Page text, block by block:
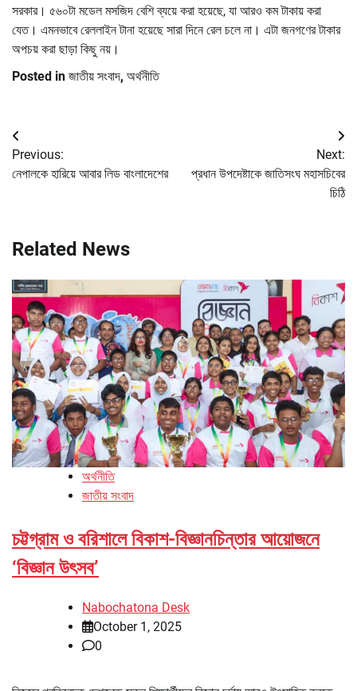
সরকার। ৫৬০টা মডেল মসজিদ বেশি ব্যয়ে করা হয়েছে, যা আরও কম টাকায় করা
যেত। এমনভাবে রেললাইন টানা হয়েছে সারা দিনে রেল চলে না। এটা জনগণের টাকার
অপচয় করা ছাড়া কিছু নয়।
Posted in জাতীয় সংবাদ, অর্থনীতি
Post
navigation
Previous:
নেপালকে হারিয়ে আবার লিড বাংলাদেশের
Next:
প্রধান উপদেষ্টাকে জাতিসংঘ মহাসচিবের
চিঠি
Related News
অর্থনীতি
জাতীয় সংবাদ
চট্টগ্রাম ও বরিশালে বিকাশ-বিজ্ঞানচিন্তার আয়োজনে
‘বিজ্ঞান উৎসব’
Nabochatona Desk
October 1, 2025
0